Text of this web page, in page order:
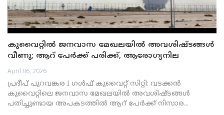
കുവൈറ്റിൽ ജനവാസ മേഖലയിൽ അവശിഷ്ടങ്ങൾ
വീണു; ആറ് പേർക്ക് പരിക്ക്, ആരോഗ്യനില
തൃപ്തികരം
April 06, 2026
പ്രദീപ് പുറവങ്കര I ഗൾഫ് കുവൈറ്റ് സിറ്റി: വടക്കൻ
കുവൈറ്റിലെ ജനവാസ മേഖലയിൽ അവശിഷ്ടങ്ങൾ
പതിച്ചുണ്ടായ അപകടത്തിൽ ആറ് പേർക്ക് നിസാര...